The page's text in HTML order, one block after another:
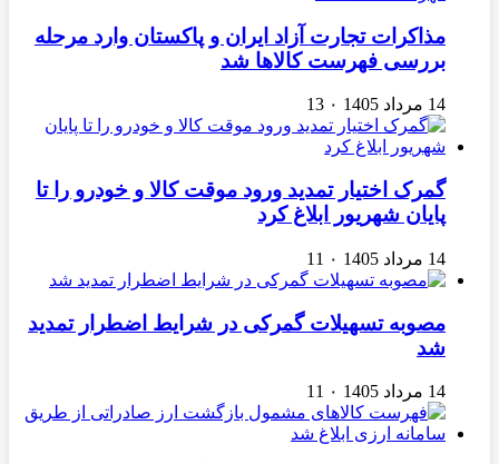
مذاکرات تجارت آزاد ایران و پاکستان وارد مرحله
بررسی فهرست کالاها شد
14 مرداد 1405 ۰ 13
گمرک اختیار تمدید ورود موقت کالا و خودرو را تا
پایان شهریور ابلاغ کرد
14 مرداد 1405 ۰ 11
مصوبه تسهیلات گمرکی در شرایط اضطرار تمدید
شد
14 مرداد 1405 ۰ 11